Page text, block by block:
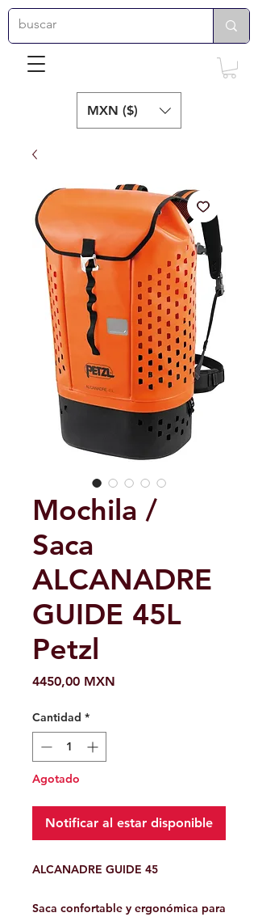
MXN ($)
Mochila /
Saca
ALCANADRE
GUIDE 45L
Petzl
4450,00 MXN
Cantidad *
Agotado
Notificar al estar disponible
ALCANADRE GUIDE 45
Saca confortable y ergonómica para